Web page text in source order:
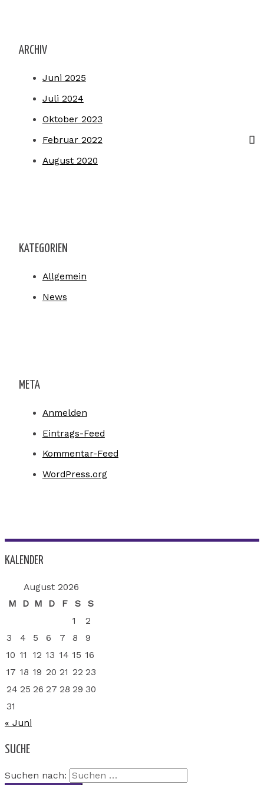
ARCHIV
Juni 2025
Juli 2024
Oktober 2023
Februar 2022
August 2020
KATEGORIEN
Allgemein
News
META
Anmelden
Eintrags-Feed
Kommentar-Feed
WordPress.org
KALENDER
August 2026
M
D M D F S
S
1
2
3
4 5 6 7 8
9
10 11 12 13 14 15 16
17 18 19 20 21 22 23
24 25 26 27 28 29 30
31
« Juni
SUCHE
Suchen nach: